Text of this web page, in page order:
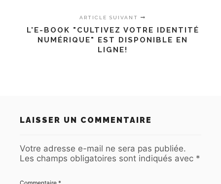
ARTICLE SUIVANT
L'E-BOOK "CULTIVEZ VOTRE IDENTITÉ
NUMÉRIQUE" EST DISPONIBLE EN
LIGNE!
LAISSER UN COMMENTAIRE
Votre adresse e-mail ne sera pas publiée.
Les champs obligatoires sont indiqués avec *